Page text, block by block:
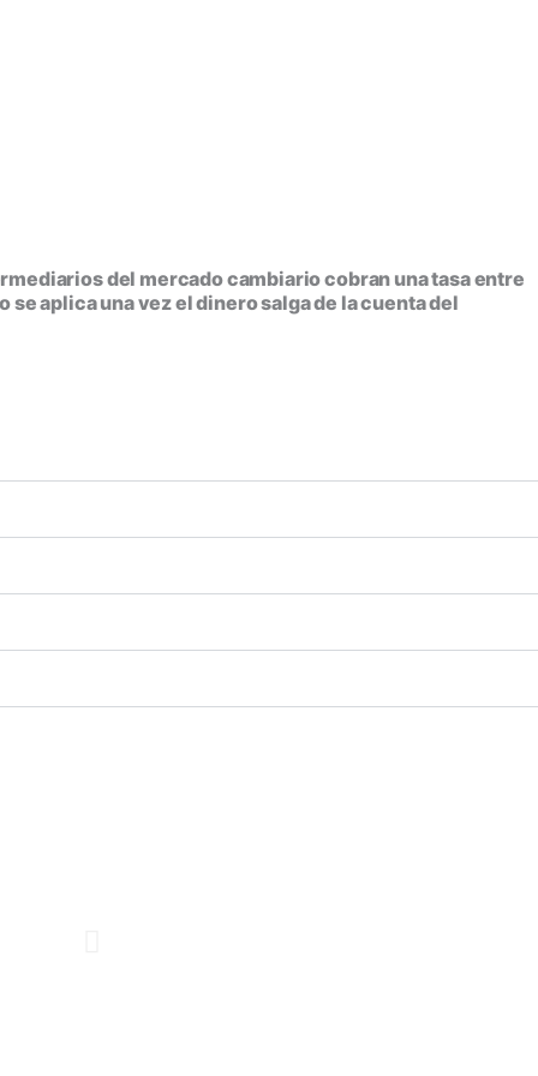
del mercado cambiario cobran una tasa entre
aplica una vez el dinero salga de la cuenta del